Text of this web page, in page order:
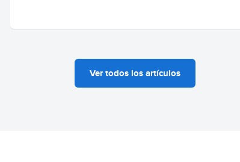
Ver todos los artículos